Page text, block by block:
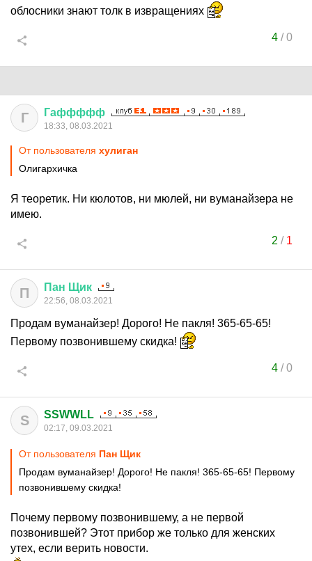
облосники знают толк в извращениях
4/0
Г Гаффффф
18:33, 08.03.2021
От пользователя хулиган
Олигархичка
Я теоретик. Ни кюлотов, ни мюлей, ни вуманайзера не
имею.
2 / 1
П Пан Щик
22:56, 08.03.2021
Продам вуманайзер! Дорого! Не пакля! 365-65-65!
Первому позвонившему скидка!
4/0
S SSWWLL
02:17, 09.03.2021
От пользователя Пан Щик
Продам вуманайзер! Дорого! Не пакля! 365-65-65! Первому
позвонившему скидка!
Почему первому позвонившему, а не первой
позвонившей? Этот прибор же только для женских
утех, если верить новости.